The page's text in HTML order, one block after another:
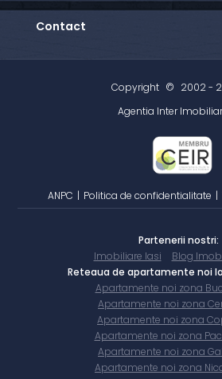
Contact
Copyright © 2002 -
Agentia Inter
ANPC | Politica de confidentialitate |
Partenerii nostri:
Imobiliare Iasi
Blog
Reteaua de apartamente noi
Apartamente noi zona
Apartamente noi zona
Apartamente noi zona
Apartamente noi zona
Apartamente noi zona
Apartamente noi zona